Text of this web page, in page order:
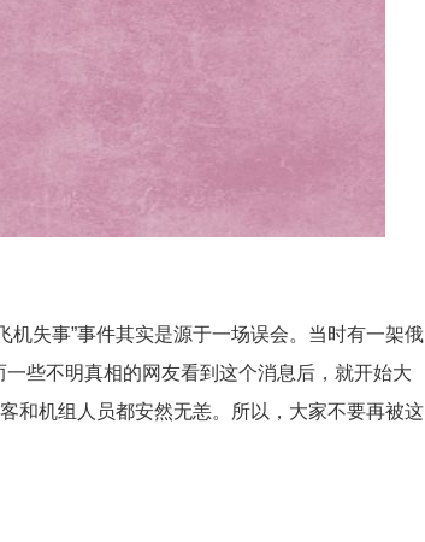
失事”事件其实是源于一场误会。当时有一架俄
些不明真相的网友看到这个消息后，就开始大
和机组人员都安然无恙。所以，大家不要再被这